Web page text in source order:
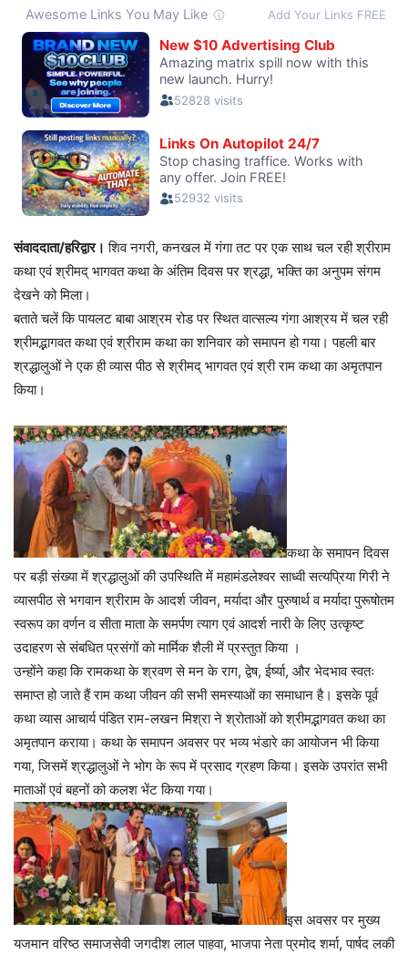
संवाददाता/हरिद्वार। शिव नगरी, कनखल में गंगा तट पर एक साथ चल रही श्रीराम
कथा एवं श्रीमद् भागवत कथा के अंतिम दिवस पर श्रद्धा, भक्ति का अनुपम संगम
देखने को मिला।
बताते चलें कि पायलट बाबा आश्रम रोड पर स्थित वात्सल्य गंगा आश्रय में चल रही
श्रीमद्भागवत कथा एवं श्रीराम कथा का शनिवार को समापन हो गया। पहली बार
श्रद्धालुओं ने एक ही व्यास पीठ से श्रीमद् भागवत एवं श्री राम कथा का अमृतपान
किया।
कथा के समापन दिवस
पर बड़ी संख्या में श्रद्धालुओं की उपस्थिति में महामंडलेश्वर साध्वी सत्यप्रिया गिरी ने
व्यासपीठ से भगवान श्रीराम के आदर्श जीवन, मर्यादा और पुरुषार्थ व मर्यादा पुरूषोतम
स्वरूप का वर्णन व सीता माता के समर्पण त्याग एवं आदर्श नारी के लिए उत्कृष्ट
उदाहरण से संबधित प्रसंगों को मार्मिक शैली में प्रस्तुत किया ।
उन्होंने कहा कि रामकथा के श्रवण से मन के राग, द्वेष, ईर्ष्या, और भेदभाव स्वतः
समाप्त हो जाते हैं राम कथा जीवन की सभी समस्याओं का समाधान है। इसके पूर्व
कथा व्यास आचार्य पंडित राम-लखन मिश्रा ने श्रोताओं को श्रीमद्भागवत कथा का
अमृतपान कराया। कथा के समापन अवसर पर भव्य भंडारे का आयोजन भी किया
गया, जिसमें श्रद्धालुओं ने भोग के रूप में प्रसाद ग्रहण किया। इसके उपरांत सभी
माताओं एवं बहनों को कलश भेंट किया गया।
इस अवसर पर मुख्य
यजमान वरिष्ठ समाजसेवी जगदीश लाल पाहवा, भाजपा नेता प्रमोद शर्मा, पार्षद लकी